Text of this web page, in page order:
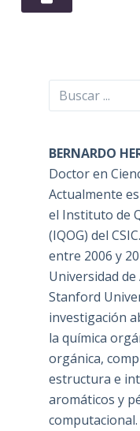
Buscar
BERNARDO
Doctor en
Actualmente
el Instituto de
(IQOG) del
entre 2006 y
Universidad de
Stanford
investigación
la química
orgánica,
estructura e
aromáticos y